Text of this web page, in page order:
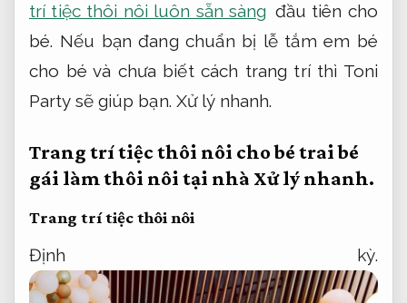
trí tiệc thôi nôi luôn sẵn sàng đầu tiên cho
bé. Nếu bạn đang chuẩn bị lễ tắm em bé
cho bé và chưa biết cách trang trí thì Toni
Party sẽ giúp bạn. Xử lý nhanh.
Trang trí tiệc thôi nôi cho bé trai bé
gái làm thôi nôi tại nhà Xử lý nhanh.
Trang trí tiệc thôi nôi
Định kỳ.